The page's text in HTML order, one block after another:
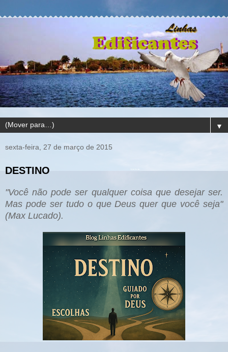
▼
sexta-feira, 27 de março de 2015
DESTINO
"Você não pode ser qualquer coisa que desejar ser.
Mas pode ser tudo o que Deus quer que você seja"
(Max Lucado).